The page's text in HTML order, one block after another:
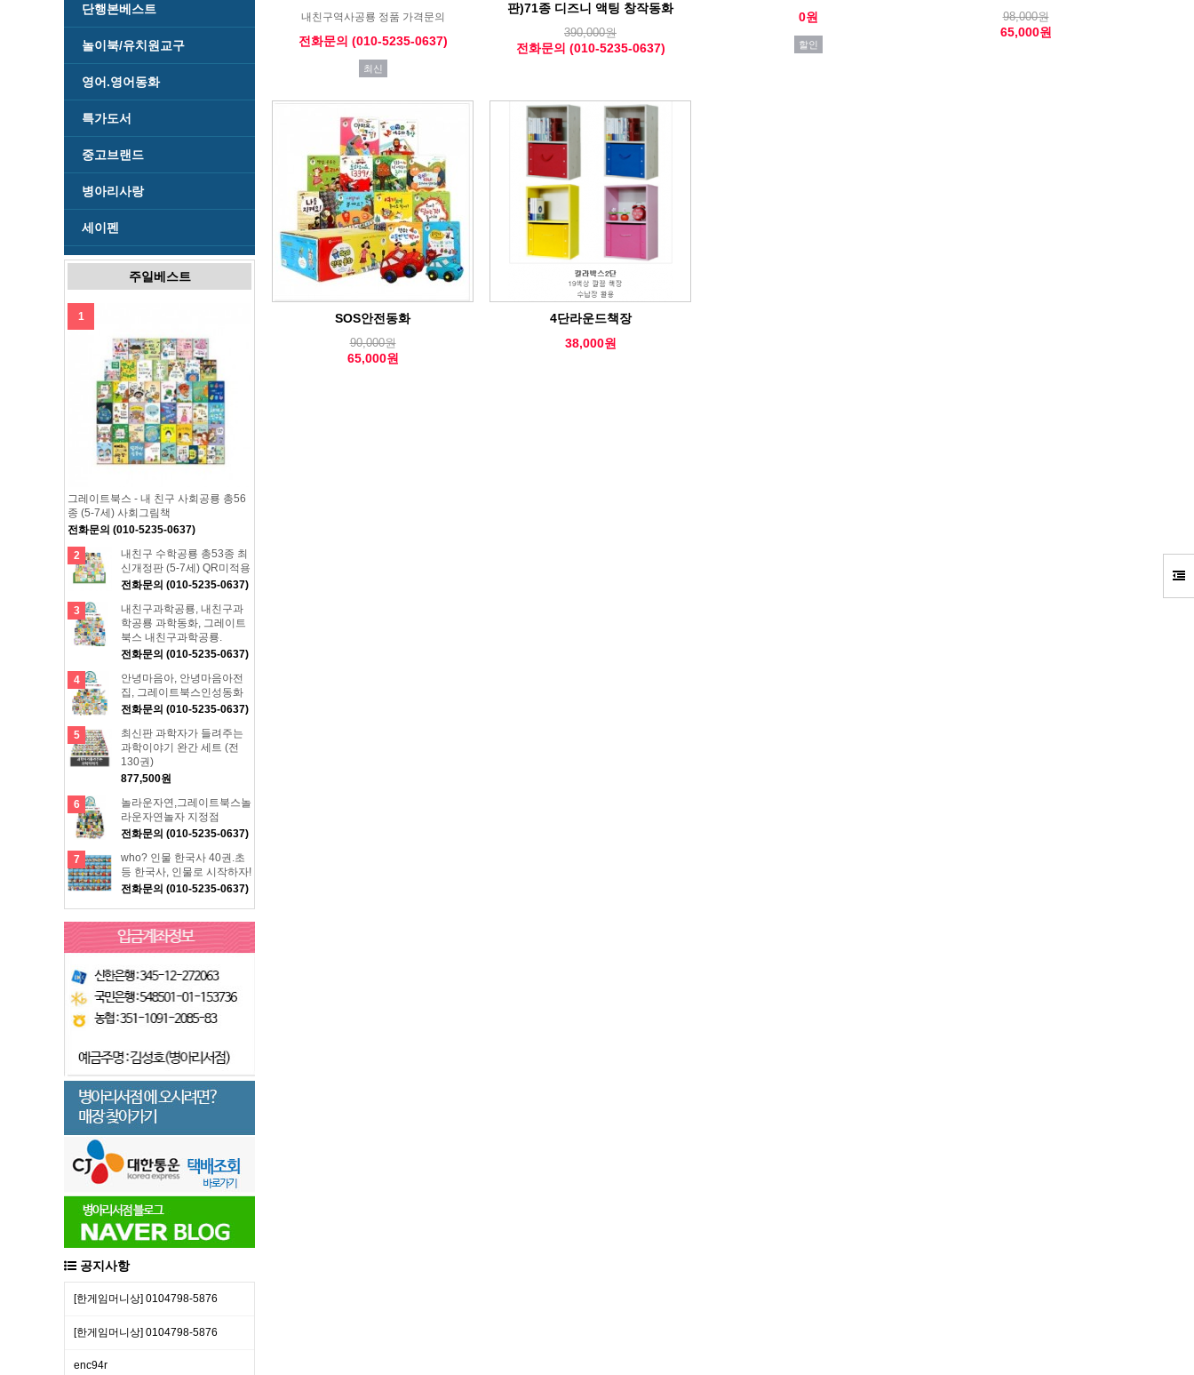
단행본베스트
놀이북/유치원교구
영어.영어동화
특가도서
중고브랜드
병아리사랑
세이펜
주일베스트
1
그레이트북스 - 내 친구 사회공룡 총56
종 (5-7세) 사회그림책
전화문의 (010-5235-0637)
2
내친구 수학공룡 총53종 최
신개정판 (5-7세) QR미적용
전화문의 (010-5235-0637)
3
내친구과학공룡, 내친구과
학공룡 과학동화, 그레이트
북스 내친구과학공룡.
전화문의 (010-5235-0637)
4
안녕마음아, 안녕마음아전
집, 그레이트북스인성동화
전화문의 (010-5235-0637)
5
최신판 과학자가 들려주는
과학이야기 완간 세트 (전
130권)
877,500원
6
놀라운자연,그레이트북스놀
라운자연놀자 지정점
전화문의 (010-5235-0637)
7
who? 인물 한국사 40권.초
등 한국사, 인물로 시작하자!
전화문의 (010-5235-0637)
공지사항
[한​게임​머니​상] 01​04​79​8-​58​76
[한​게임​머니​상] 01​04​79​8-​58​76
enc94r
내친구역사공룡 정품 가격문의
전화문의 (010-5235-0637)
최신
판)71종 디즈니 액팅 창작동화
390,000원
전화문의 (010-5235-0637)
0원
할인
98,000원
65,000원
SOS안전동화
90,000원
65,000원
4단라운드책장
38,000원